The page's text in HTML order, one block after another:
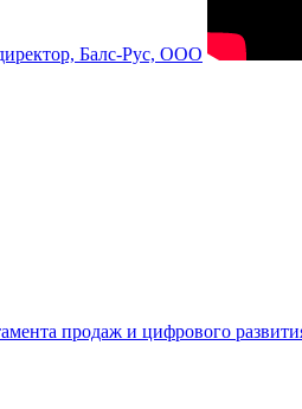
Балс-Рус, ООО
продаж и цифрового